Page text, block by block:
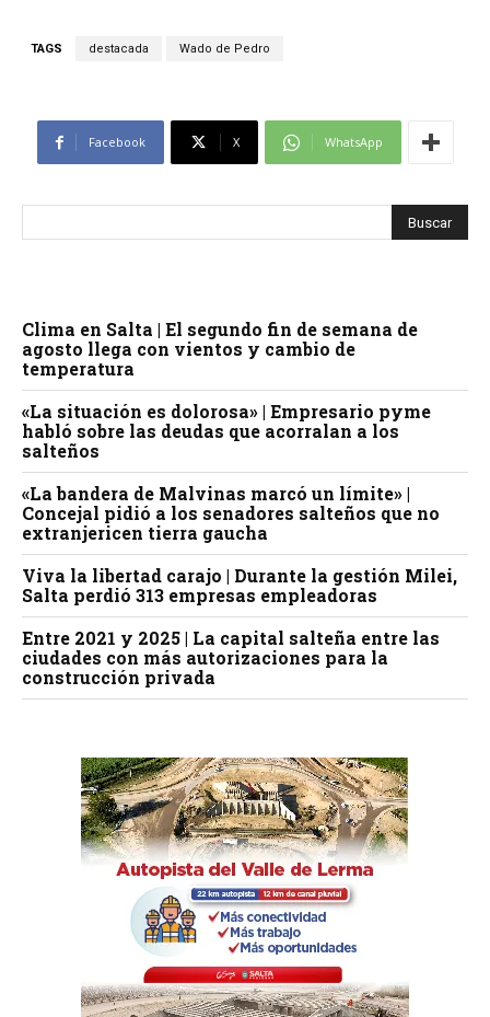
TAGS destacada Wado de Pedro
Facebook X WhatsApp
Clima en Salta | El segundo fin de semana de
agosto llega con vientos y cambio de
temperatura
«La situación es dolorosa» | Empresario pyme
habló sobre las deudas que acorralan a los
salteños
«La bandera de Malvinas marcó un límite» |
Concejal pidió a los senadores salteños que no
extranjericen tierra gaucha
Viva la libertad carajo | Durante la gestión Milei,
Salta perdió 313 empresas empleadoras
Entre 2021 y 2025 | La capital salteña entre las
ciudades con más autorizaciones para la
construcción privada